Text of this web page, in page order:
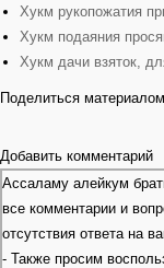
Хукм рукопожатия
Хукм подаяния
Хукм дачи взяток,
Поделиться
Добавить комментарий
Ассаламу алейкум
все комментарии и
отсутствия ответа на
- Также просим